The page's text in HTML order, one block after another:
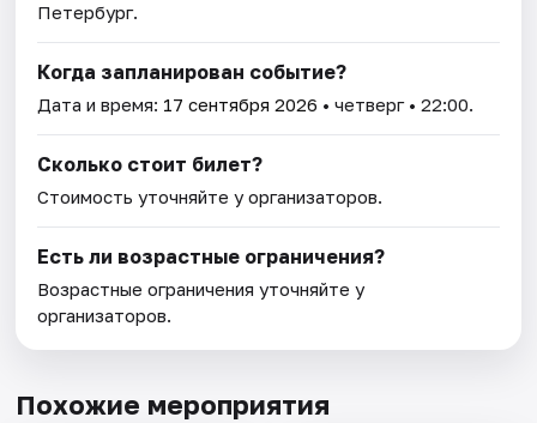
Петербург.
Когда запланирован событие?
Дата и время: 17 сентября 2026 • четверг • 22:00.
Сколько стоит билет?
Стоимость уточняйте у организаторов.
Есть ли возрастные ограничения?
Возрастные ограничения уточняйте у
организаторов.
Похожие мероприятия